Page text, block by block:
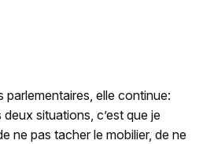
parlementaires, elle continue:
situations, c’est que je
ne pas tacher le mobilier, de ne